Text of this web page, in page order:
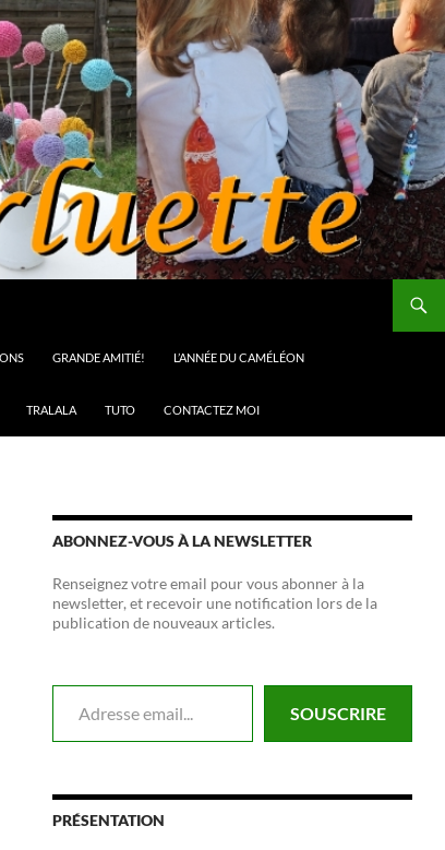
GRANDE AMITIÉ! L’ANNÉE DU CAMÉLÉON
TRALALA TUTO CONTACTEZ MOI
ABONNEZ-VOUS À LA NEWSLETTER
Renseignez votre email pour vous abonner à la
newsletter, et recevoir une notification lors de la
publication de nouveaux articles.
Adresse email...
SOUSCRIRE
PRÉSENTATION